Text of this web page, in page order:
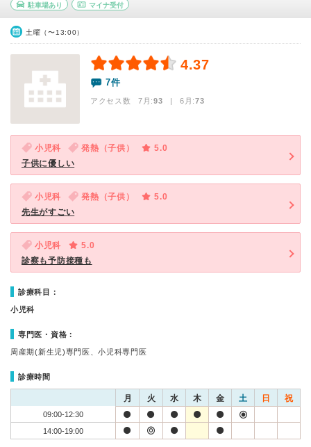
駐車場あり マイナ受付
土曜（〜13:00）
4.37
7件
アクセス数 7月:93 | 6月:73
小児科 発熱（子供）
5.0
子供に優しい
小児科 発熱（子供）
5.0
先生がすごい
小児科
5.0
診察も予防接種も
診療科目：
小児科
専門医・資格：
周産期(新生児)専門医、小児科専門医
診療時間
月 火 水 木 金 土 日 祝
09:00-12:30
14:00-19:00